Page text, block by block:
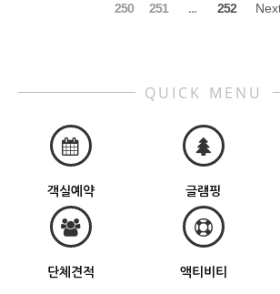
250 251 ... 252
QUICK MENU
객실예약 글램핑
단체견적 액티비티